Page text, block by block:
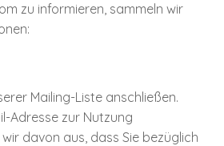
zu informieren, sammeln wir
Mailing-Liste anschließen.
Adresse zur Nutzung
davon aus, dass Sie bezüglich